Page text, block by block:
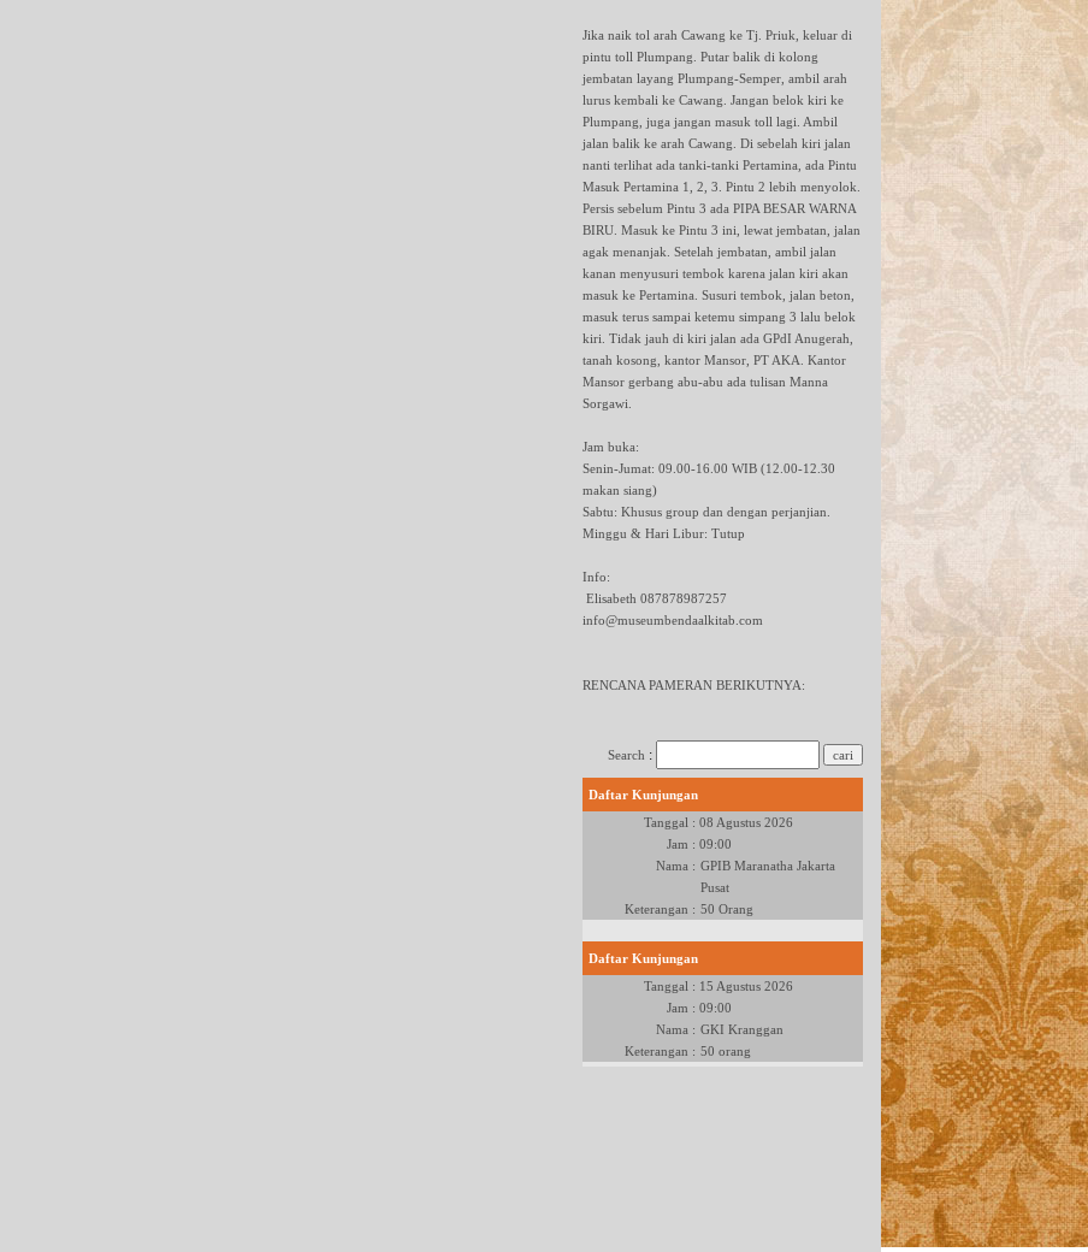
Jika naik tol arah Cawang ke Tj. Priuk, keluar di
pintu toll Plumpang. Putar balik di kolong
jembatan layang Plumpang-Semper, ambil arah
lurus kembali ke Cawang. Jangan belok kiri ke
Plumpang, juga jangan masuk toll lagi. Ambil
jalan balik ke arah Cawang. Di sebelah kiri jalan
nanti terlihat ada tanki-tanki Pertamina, ada Pintu
Masuk Pertamina 1, 2, 3. Pintu 2 lebih menyolok.
Persis sebelum Pintu 3 ada PIPA BESAR WARNA
BIRU. Masuk ke Pintu 3 ini, lewat jembatan, jalan
agak menanjak. Setelah jembatan, ambil jalan
kanan menyusuri tembok karena jalan kiri akan
masuk ke Pertamina. Susuri tembok, jalan beton,
masuk terus sampai ketemu simpang 3 lalu belok
kiri. Tidak jauh di kiri jalan ada GPdI Anugerah,
tanah kosong, kantor Mansor, PT AKA. Kantor
Mansor gerbang abu-abu ada tulisan Manna
Sorgawi.
Jam buka:
Senin-Jumat: 09.00-16.00 WIB (12.00-12.30
makan siang)
Sabtu: Khusus group dan dengan perjanjian.
Minggu & Hari Libur: Tutup
Info:
Elisabeth 087878987257
info@museumbendaalkitab.com
RENCANA PAMERAN BERIKUTNYA:
Search :
Daftar Kunjungan
Tanggal : 08 Agustus 2026
Jam : 09:00
Nama : GPIB Maranatha Jakarta
Pusat
Keterangan : 50 Orang
Daftar Kunjungan
Tanggal : 15 Agustus 2026
Jam : 09:00
Nama : GKI Kranggan
Keterangan : 50 orang